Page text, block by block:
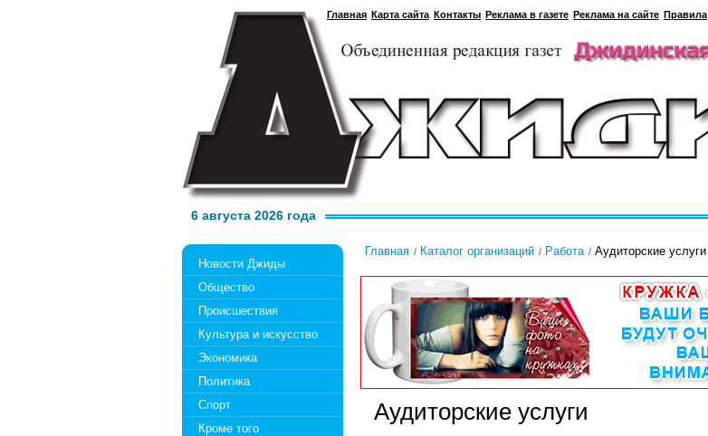
Главная Карта сайта Контакты Реклама в газете Реклама на сайте Правила
6 августа 2026 года
Новости Джиды
Общество
Происшествия
Культура и искусство
Экономика
Политика
Спорт
Кроме того
Главная Каталог организаций Работа Аудиторские услуги
Аудиторские услуги